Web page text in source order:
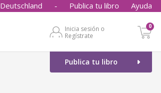
Deutschland - Publica tu libro Ayuda
Inicia sesión o
Regístrate
0
Publica tu libro